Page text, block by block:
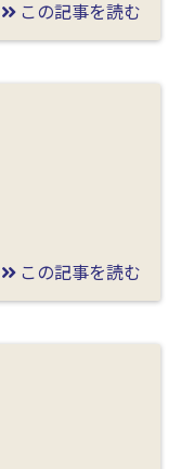
この記事を読む
この記事を読む